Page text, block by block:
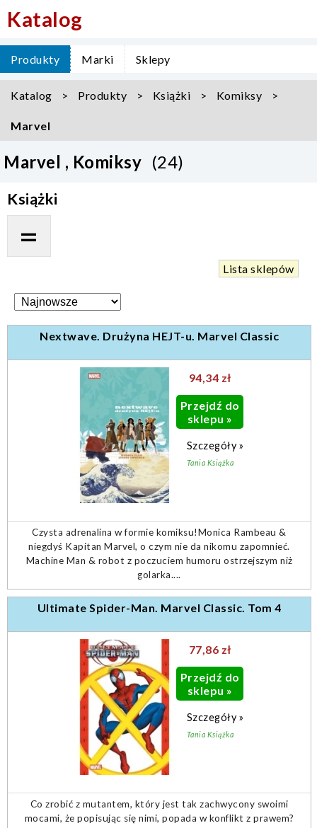
Katalog
Produkty Marki Sklepy
Katalog Produkty Książki Komiksy
Marvel
Marvel , Komiksy (24)
Książki
Lista sklepów
Nextwave. Drużyna HEJT-u. Marvel Classic
94,34 zł
Przejdź do
sklepu »
Szczegóły »
Tania Książka
Czysta adrenalina w formie komiksu!Monica Rambeau &
niegdyś Kapitan Marvel, o czym nie da nikomu zapomnieć.
Machine Man & robot z poczuciem humoru ostrzejszym niż
golarka....
Ultimate Spider-Man. Marvel Classic. Tom 4
77,86 zł
Przejdź do
sklepu »
Szczegóły »
Tania Książka
Co zrobić z mutantem, który jest tak zachwycony swoimi
mocami, że popisując się nimi, popada w konflikt z prawem?